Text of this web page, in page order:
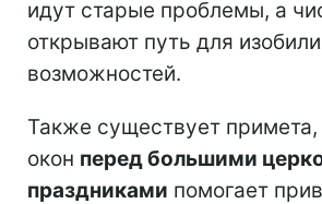
идут старые проблемы, а
открывают путь для
возможностей.
Также существует
окон перед большими
праздниками помогает